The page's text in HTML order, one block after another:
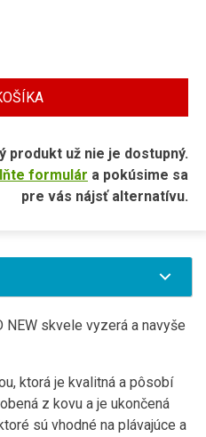
produkt už nie je dostupný.
formulár a pokúsime sa
pre vás nájsť alternatívu.
NEW skvele vyzerá a navyše
ktorá je kvalitná a pôsobí
z kovu a je ukončená
sú vhodné na plávajúce a